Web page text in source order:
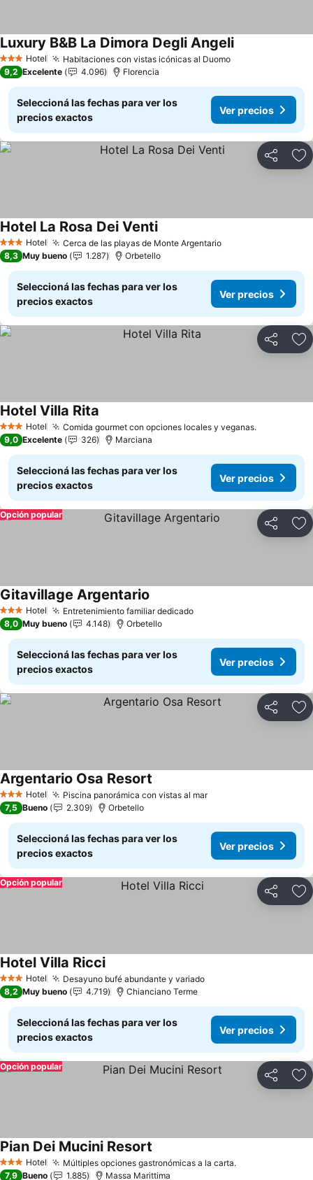
3 Estrellas
Hotel Habitaciones con vistas icónicas al DuomoVer precios
Luxury B&B La Dimora Degli AngeliVer precios
9,2 Excelente 4.096 Florencia
Seleccioná las fechas para ver los
precios exactos
Ver precios
Compartir
3 Estrellas
Hotel Cerca de las playas de Monte ArgentarioVer precios
Hotel La Rosa Dei VentiVer precios
8,3 Muy bueno 1.287 Orbetello
Seleccioná las fechas para ver los
precios exactos
Ver precios
Compartir
3 Estrellas
Hotel Comida gourmet con opciones locales y veganas.Ver
Hotel Villa Rita
9,0 Excelente 326 Marciana
Seleccioná las fechas para ver los
precios exactos
Ver precios
Compartir
Opción popular
3 Estrellas
Hotel Entretenimiento familiar dedicadoVer precios
Gitavillage Argentario
8,0 Muy bueno 4.148 Orbetello
Seleccioná las fechas para ver los
precios exactos
Ver precios
Compartir
3 Estrellas
Hotel Piscina panorámica con vistas al marVer precios
Argentario Osa Resort
7,5 Bueno 2.309 Orbetello
Seleccioná las fechas para ver los
precios exactos
Ver precios
Compartir
Opción popular
3 Estrellas
Hotel Desayuno bufé abundante y variadoVer precios
Hotel Villa RicciVer precios
8,2 Muy bueno 4.719 Chianciano Terme
Seleccioná las fechas para ver los
precios exactos
Ver precios
Compartir
Opción popular
3 Estrellas
Hotel Múltiples opciones gastronómicas a la carta.Ver precios
Pian Dei Mucini Resort
7,9 Bueno 1.885 Massa Marittima